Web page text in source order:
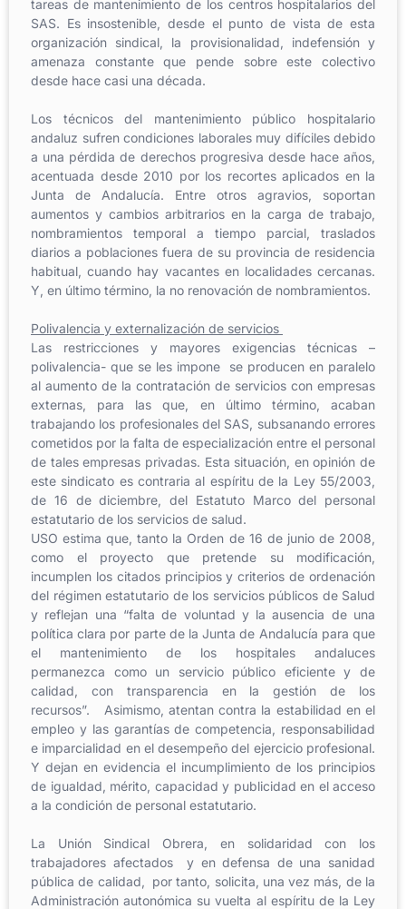
tareas de mantenimiento de los centros hospitalarios del
SAS. Es insostenible, desde el punto de vista de esta
organización sindical, la provisionalidad, indefensión y
amenaza constante que pende sobre este colectivo
desde hace casi una década.
Los técnicos del mantenimiento público hospitalario
andaluz sufren condiciones laborales muy difíciles debido
a una pérdida de derechos progresiva desde hace años,
acentuada desde 2010 por los recortes aplicados en la
Junta de Andalucía. Entre otros agravios, soportan
aumentos y cambios arbitrarios en la carga de trabajo,
nombramientos temporal a tiempo parcial, traslados
diarios a poblaciones fuera de su provincia de residencia
habitual, cuando hay vacantes en localidades cercanas.
Y, en último término, la no renovación de nombramientos.
Polivalencia y externalización de servicios
Las restricciones y mayores exigencias técnicas –
polivalencia- que se les impone se producen en paralelo
al aumento de la contratación de servicios con empresas
externas, para las que, en último término, acaban
trabajando los profesionales del SAS, subsanando errores
cometidos por la falta de especialización entre el personal
de tales empresas privadas. Esta situación, en opinión de
este sindicato es contraria al espíritu de la Ley 55/2003,
de 16 de diciembre, del Estatuto Marco del personal
estatutario de los servicios de salud.
USO estima que, tanto la Orden de 16 de junio de 2008,
como el proyecto que pretende su modificación,
incumplen los citados principios y criterios de ordenación
del régimen estatutario de los servicios públicos de Salud
y reflejan una “falta de voluntad y la ausencia de una
política clara por parte de la Junta de Andalucía para que
el mantenimiento de los hospitales andaluces
permanezca como un servicio público eficiente y de
calidad, con transparencia en la gestión de los
recursos”. Asimismo, atentan contra la estabilidad en el
empleo y las garantías de competencia, responsabilidad
e imparcialidad en el desempeño del ejercicio profesional.
Y dejan en evidencia el incumplimiento de los principios
de igualdad, mérito, capacidad y publicidad en el acceso
a la condición de personal estatutario.
La Unión Sindical Obrera, en solidaridad con los
trabajadores afectados y en defensa de una sanidad
pública de calidad, por tanto, solicita, una vez más, de la
Administración autonómica su vuelta al espíritu de la Ley